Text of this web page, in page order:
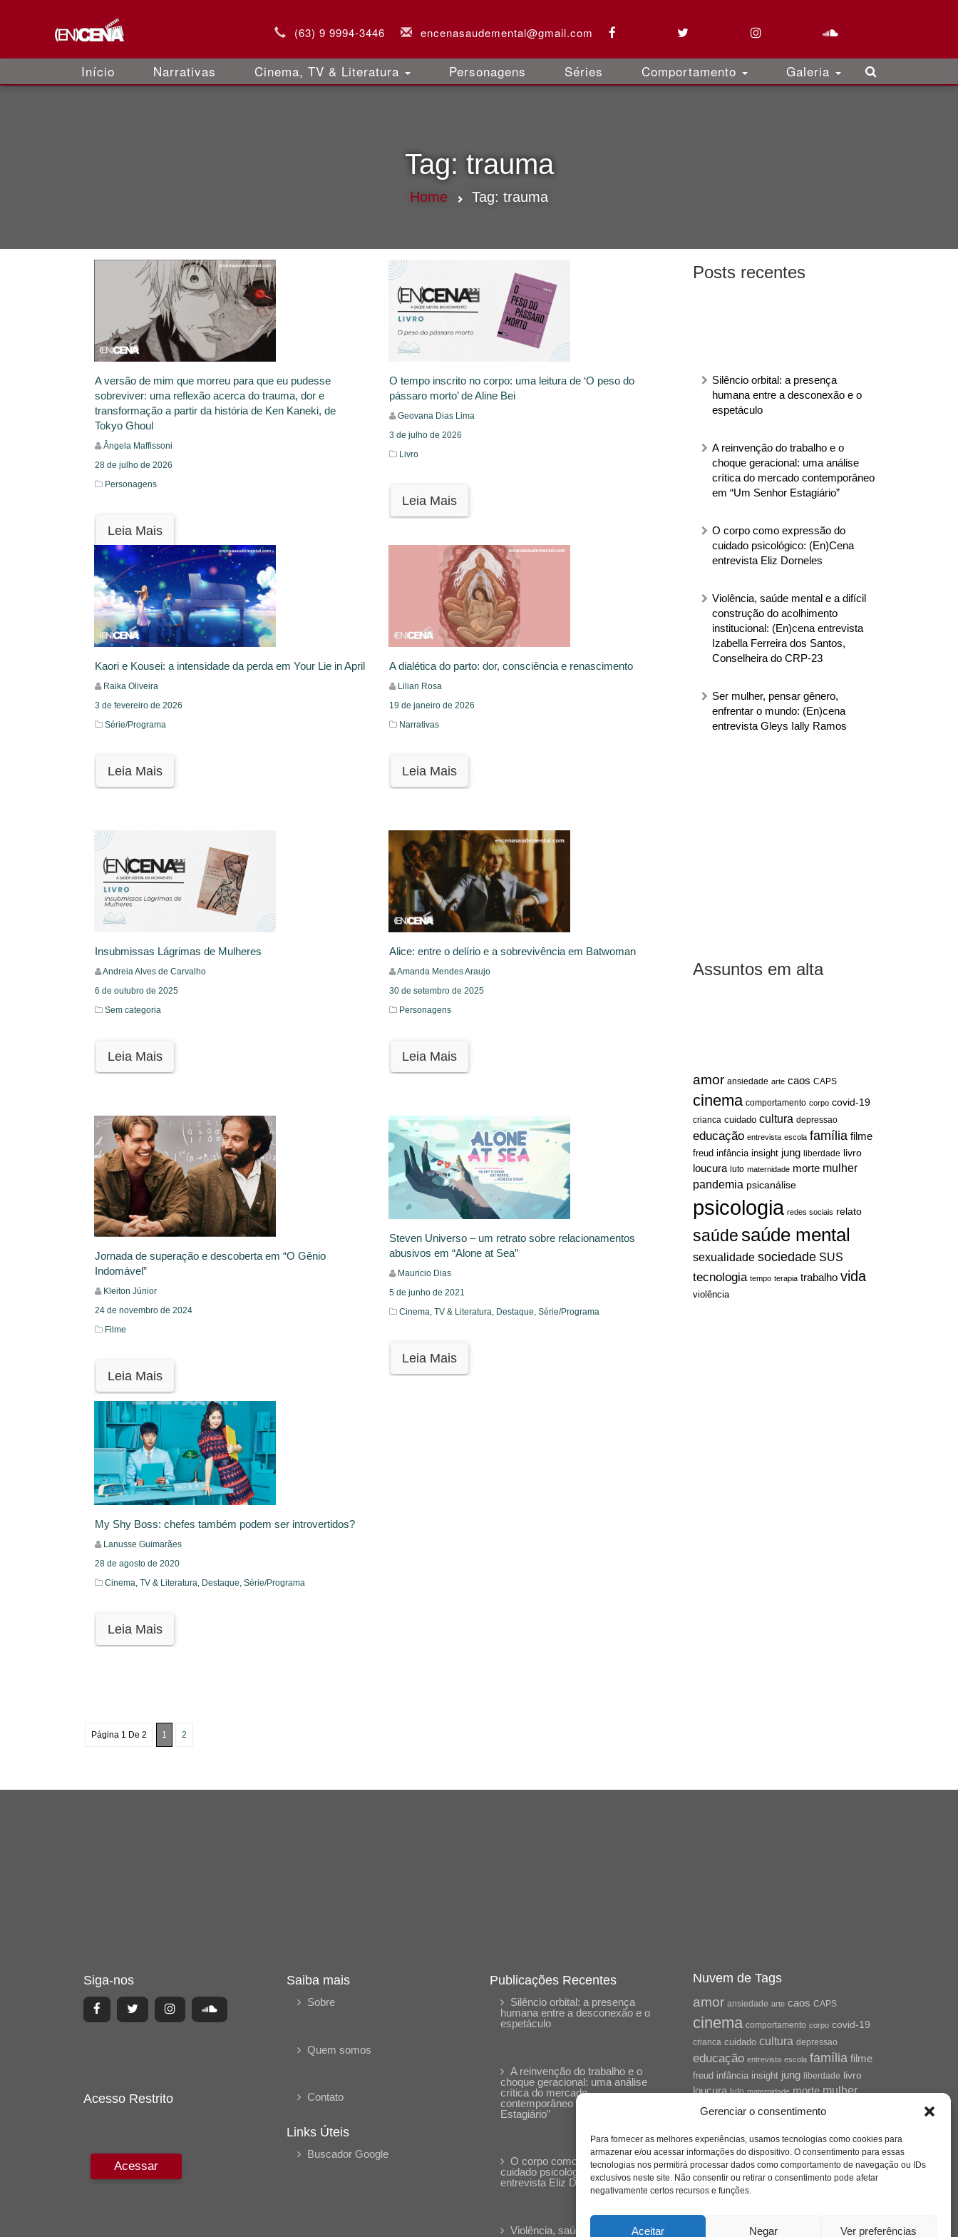
Gerenciar o consentimento
Para fornecer as melhores experiências, usamos tecnologias como cookies para
armazenar e/ou acessar informações do dispositivo. O consentimento para essas
tecnologias nos permitirá processar dados como comportamento de navegação ou IDs
exclusivos neste site. Não consentir ou retirar o consentimento pode afetar
negativamente certos recursos e funções.
Aceitar Negar Ver preferências
(63) 9 9994-3446 encenasaudemental@gmail.com
Início Narrativas Cinema, TV & Literatura Personagens Séries Comportamento Galeria
Tag: trauma
Home Tag: trauma
Posts recentes
Silêncio orbital: a presença
humana entre a desconexão e o
espetáculo
A reinvenção do trabalho e o
choque geracional: uma análise
crítica do mercado contemporâneo
em “Um Senhor Estagiário”
O corpo como expressão do
cuidado psicológico: (En)Cena
entrevista Eliz Dorneles
Violência, saúde mental e a difícil
construção do acolhimento
institucional: (En)cena entrevista
Izabella Ferreira dos Santos,
Conselheira do CRP-23
Ser mulher, pensar gênero,
enfrentar o mundo: (En)cena
entrevista Gleys Ially Ramos
Assuntos em alta
amor ansiedade arte caos CAPS
cinema comportamento corpo covid-19
crianca cuidado cultura depressao
educação entrevista escola família filme
freud infância insight jung liberdade livro
loucura luto maternidade morte mulher
pandemia psicanálise
psicologia redes sociais relato
saúdesaúde mental
sexualidade sociedade SUS
tecnologia tempo terapia trabalho vida
violência
A versão de mim que morreu para que eu pudesse
sobreviver: uma reflexão acerca do trauma, dor e
transformação a partir da história de Ken Kaneki, de
Tokyo Ghoul
Ângela Maffissoni
28 de julho de 2026
Personagens
Leia Mais
O tempo inscrito no corpo: uma leitura de ‘O peso do
pássaro morto’ de Aline Bei
Geovana Dias Lima
3 de julho de 2026
Livro
Leia Mais
Kaori e Kousei: a intensidade da perda em Your Lie in April
Raika Oliveira
3 de fevereiro de 2026
Série/Programa
Leia Mais
A dialética do parto: dor, consciência e renascimento
Lilian Rosa
19 de janeiro de 2026
Narrativas
Leia Mais
Insubmissas Lágrimas de Mulheres
Andreia Alves de Carvalho
6 de outubro de 2025
Sem categoria
Leia Mais
Alice: entre o delírio e a sobrevivência em Batwoman
Amanda Mendes Araujo
30 de setembro de 2025
Personagens
Leia Mais
Jornada de superação e descoberta em “O Gênio
Indomável”
Kleiton Júnior
24 de novembro de 2024
Filme
Leia Mais
Steven Universo – um retrato sobre relacionamentos
abusivos em “Alone at Sea”
Mauricio Dias
5 de junho de 2021
Cinema, TV & Literatura, Destaque, Série/Programa
Leia Mais
My Shy Boss: chefes também podem ser introvertidos?
Lanusse Guimarães
28 de agosto de 2020
Cinema, TV & Literatura, Destaque, Série/Programa
Leia Mais
Página 1 De 2 1 2
Siga-nos
Acesso Restrito
Acessar
Saiba mais
Sobre
Quem somos
Contato
Links Úteis
Buscador Google
Publicações Recentes
Silêncio orbital: a presença
humana entre a desconexão e o
espetáculo
A reinvenção do trabalho e o
choque geracional: uma análise
crítica do mercado
contemporâneo em “Um Senhor
Estagiário”
O corpo como expressão do
cuidado psicológico: (En)Cena
entrevista Eliz Dorneles
Violência, saúde mental e a
Nuvem de Tags
amor ansiedade arte caos CAPS
cinema comportamento corpo covid-19
crianca cuidado cultura depressao
educação entrevista escola família filme
freud infância insight jung liberdade livro
loucura luto maternidade morte mulher
pandemia psicanálise
psicologia redes sociais
saúdesaúde mental
sexualidade sociedade SUS
tecnologia
violência